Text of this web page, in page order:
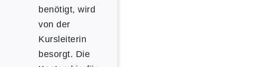
benötigt, wird
von der
Kursleiterin
besorgt. Die